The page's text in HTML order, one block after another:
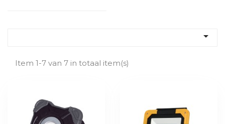

Item 1-7 van 7 in totaal item(s)